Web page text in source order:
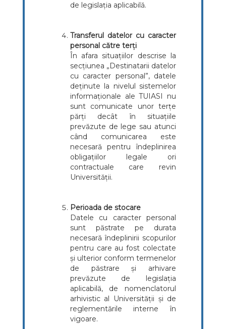
de legislația aplicabilă.
Transferul datelor cu caracter
personal către terți
În afara situațiilor descrise la
secțiunea „Destinatarii datelor
cu caracter personal”, datele
deținute la nivelul sistemelor
informaționale ale TUIASI nu
sunt comunicate unor terțe
părți decât în situațiile
prevăzute de lege sau atunci
când comunicarea este
necesară pentru îndeplinirea
obligațiilor legale ori
contractuale care revin
Universității.
Perioada de stocare
Datele cu caracter personal
sunt păstrate pe durata
necesară îndeplinirii scopurilor
pentru care au fost colectate
și ulterior conform termenelor
de păstrare și arhivare
prevăzute de legislația
aplicabilă, de nomenclatorul
arhivistic al Universității și de
reglementările interne în
vigoare.